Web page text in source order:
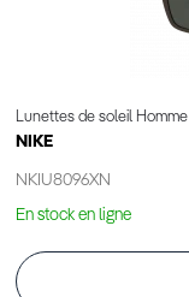
Lunettes de soleil Homme
NIKE
NKIU8096XN
En stock en ligne